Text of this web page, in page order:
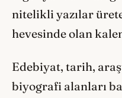
nitelikli yazılar
hevesinde olan
Edebiyat, tarih,
biyografi alanları